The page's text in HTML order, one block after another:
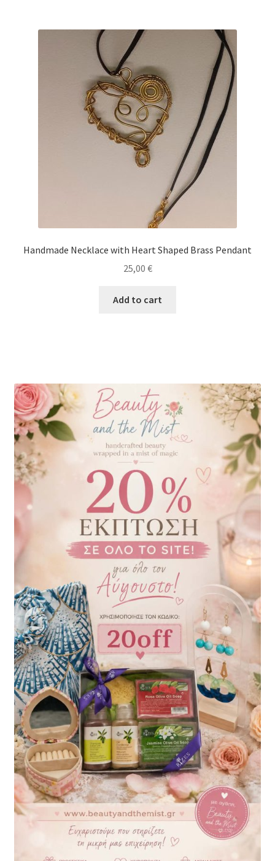
Handmade Necklace with Heart Shaped Brass Pendant
25,00 €
Add to cart